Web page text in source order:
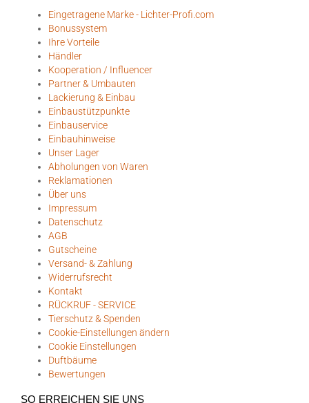
Eingetragene Marke - Lichter-Profi.com
Bonussystem
Ihre Vorteile
Händler
Kooperation / Influencer
Partner & Umbauten
Lackierung & Einbau
Einbaustützpunkte
Einbauservice
Einbauhinweise
Unser Lager
Abholungen von Waren
Reklamationen
Über uns
Impressum
Datenschutz
AGB
Gutscheine
Versand- & Zahlung
Widerrufsrecht
Kontakt
RÜCKRUF - SERVICE
Tierschutz & Spenden
Cookie-Einstellungen ändern
Cookie Einstellungen
Duftbäume
Bewertungen
SO ERREICHEN SIE UNS